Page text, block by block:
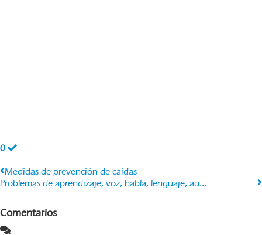
0
Medidas de prevención de caídas
Problemas de aprendizaje, voz, habla, lenguaje, au...
Comentarios